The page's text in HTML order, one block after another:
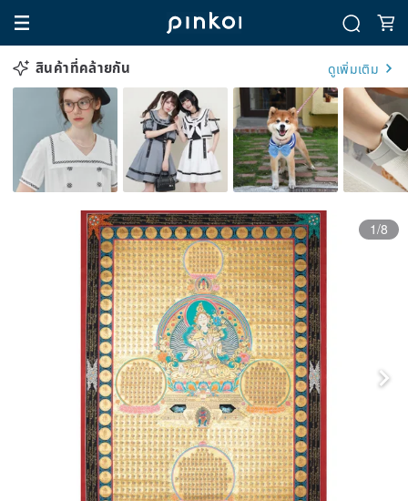
สินค้าที่คล้ายกัน ดูเพิ่มเติม
1/8